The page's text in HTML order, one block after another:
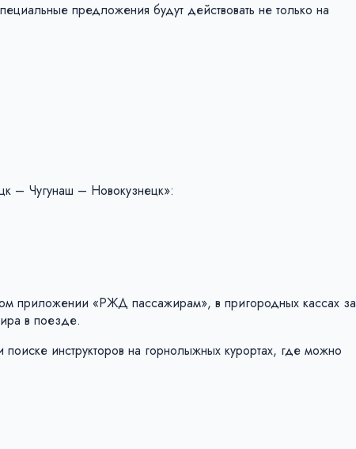
предложения будут действовать не только на
– Чугунаш – Новокузнецк»:
приложении «РЖД пассажирам», в пригородных кассах за
в поезде.
инструкторов на горнолыжных курортах, где можно